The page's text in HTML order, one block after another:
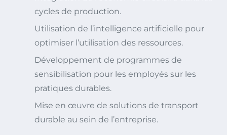
cycles de production.
Utilisation de l’intelligence artificielle pour
optimiser l’utilisation des ressources.
Développement de programmes de
sensibilisation pour les employés sur les
pratiques durables.
Mise en œuvre de solutions de transport
durable au sein de l’entreprise.